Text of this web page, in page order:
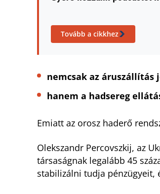
Tovább a cikkhez
nemcsak az áruszállítás
hanem a hadsereg
Emiatt az orosz haderő
Olekszandr Percovszkij, az
társaságnak legalább 45
stabilizálni tudja pénzügyeit,